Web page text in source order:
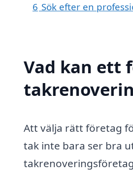
6 Sök efter en
Vad kan ett
Att välja rätt företag
tak inte bara ser bra